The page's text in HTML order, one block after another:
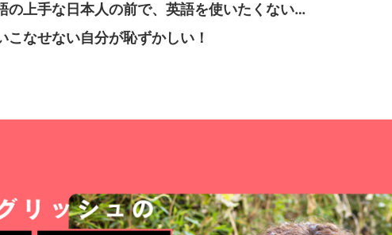
の上手な日本人の前で、英語を使いたくない…
こなせない自分が恥ずかしい！